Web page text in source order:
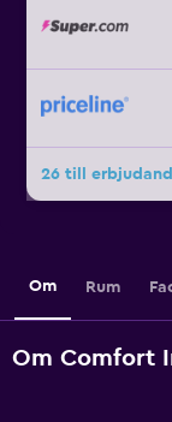
26 till
Om Rum
Om Comfort